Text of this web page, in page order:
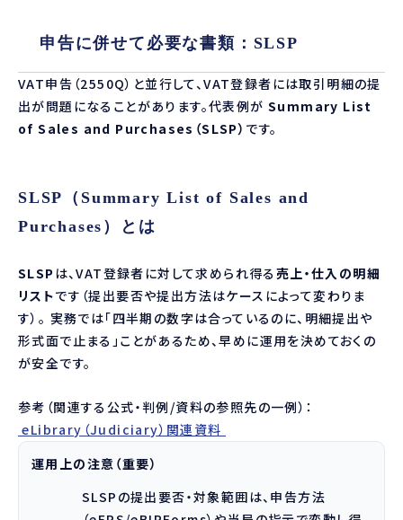
申告に併せて必要な書類：SLSP
VAT申告（2550Q）と並行して、VAT登録者には取引明細の提
出が問題になることがあります。代表例が Summary List
of Sales and Purchases（SLSP） です。
SLSP（Summary List of Sales and
Purchases）とは
SLSP は、VAT登録者に対して求められ得る 売上・仕入の明細
リストです（提出要否や提出方法はケースによって変わりま
す）。 実務では「四半期の数字は合っているのに、明細提出や
形式面で止まる」ことがあるため、早めに運用を決めておくの
が安全です。
参考（関連する公式・判例/資料の参照先の一例）：
eLibrary（Judiciary）関連資料
運用上の注意（重要）
SLSPの提出要否・対象範囲は、申告方法